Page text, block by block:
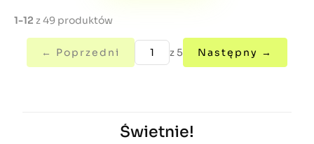
1-12 z 49 produktów
← Poprzedni z 5 Następny →
Świetnie!